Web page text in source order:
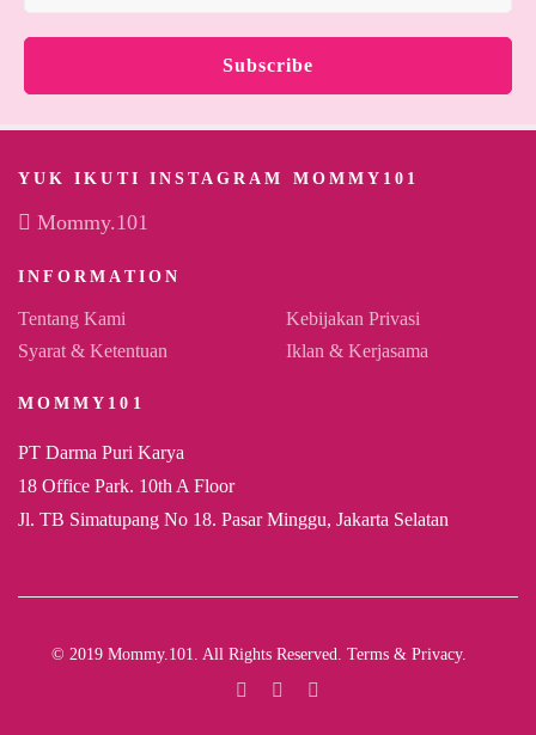
YUK IKUTI INSTAGRAM MOMMY101
Mommy.101
INFORMATION
Tentang Kami
Kebijakan Privasi
Syarat & Ketentuan
Iklan & Kerjasama
MOMMY101
PT Darma Puri Karya
18 Office Park. 10th A Floor
Jl. TB Simatupang No 18. Pasar Minggu, Jakarta Selatan
© 2019 Mommy.101. All Rights Reserved. Terms & Privacy.